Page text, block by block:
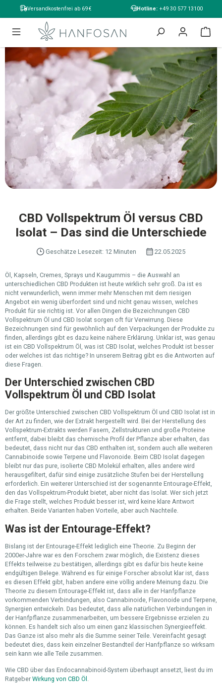
springenVersandkostenfrei ab 69 € Hotline: +49 30 577 13100
CBD Vollspektrum Öl versus CBD
Isolat – Das sind die Unterschiede
Geschätze Lesezeit: 12 Minuten 22.05.2025
Öl, Kapseln, Cremes, Sprays und Kaugummis – die Auswahl an
unterschiedlichen CBD Produkten ist heute wirklich sehr groß. Da ist es
nicht verwunderlich, wenn immer mehr Menschen mit dem riesigen
Angebot ein wenig überfordert sind und nicht genau wissen, welches
Produkt für sie richtig ist. Vor allen Dingen die Bezeichnungen CBD
Vollspektrum Öl und CBD Isolat sorgen oft für Verwirrung. Diese
Bezeichnungen sind für gewöhnlich auf den Verpackungen der Produkte zu
finden, allerdings gibt es dazu keine nähere Erklärung. Unklar ist, was genau
ist ein CBD Vollspektrum Öl, was ist CBD Isolat, welches Produkt ist besser
oder welches ist das richtige? In unserem Beitrag gibt es die Antworten auf
diese Fragen.
Der Unterschied zwischen CBD
Vollspektrum Öl und CBD Isolat
Der größte Unterschied zwischen CBD Vollspektrum Öl und CBD Isolat ist in
der Art zu finden, wie der Extrakt hergestellt wird. Bei der Herstellung des
Vollspektrum-Extrakts werden Fasern, Zellstrukturen und große Proteine
entfernt, dabei bleibt das chemische Profil der Pflanze aber erhalten, das
bedeutet, dass nicht nur das CBD enthalten ist, sondern auch alle weiteren
Cannabinoide sowie Terpene und Flavonoide. Beim CBD Isolat dagegen
bleibt nur das pure, isolierte CBD Molekül erhalten, alles andere wird
herausgefiltert, dafür sind einige zusätzliche Stufen bei der Herstellung
erforderlich. Ein weiterer Unterschied ist der sogenannte Entourage-Effekt,
den das Vollspektrum-Produkt bietet, aber nicht das Isolat. Wer sich jetzt
die Frage stellt, welches Produkt besser ist, wird keine klare Antwort
erhalten. Beide Varianten haben Vorteile, aber auch Nachteile.
Was ist der Entourage-Effekt?
Bislang ist der Entourage-Effekt lediglich eine Theorie. Zu Beginn der
2000er-Jahre war es den Forschern zwar möglich, die Existenz dieses
Effekts teilweise zu bestätigen, allerdings gibt es dafür bis heute keine
endgültigen Belege. Während es für einige Forscher absolut klar ist, dass
es diesen Effekt gibt, haben andere eine völlig andere Meinung dazu. Die
Theorie zu diesem Entourage-Effekt ist, dass alle in der Hanfpflanze
vorkommenden Verbindungen, also Cannabinoide, Flavonoide und Terpene,
Synergien entwickeln. Das bedeutet, dass alle natürlichen Verbindungen in
der Hanfpflanze zusammenarbeiten, um bessere Ergebnisse erzielen zu
können. Es handelt sich also um einen ganz klassischen Synergieeffekt.
Das Ganze ist also mehr als die Summe seiner Teile. Vereinfacht gesagt
bedeutet dies, dass kein einzelner Bestandteil der Hanfpflanze so wirksam
sein kann wie alle Teile zusammen.
Wie CBD über das Endocannabinoid-System überhaupt ansetzt, liest du im
Ratgeber Wirkung von CBD Öl